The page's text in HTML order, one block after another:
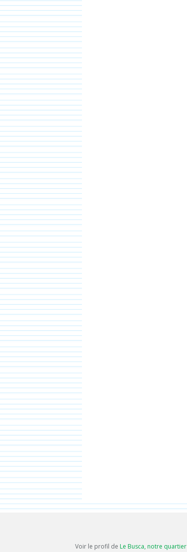
Voir le profil de Le Busca, notre quartier